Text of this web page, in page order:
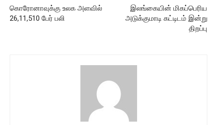
கொரோனாவுக்கு உலக அளவில்
26,11,510 பேர் பலி
இலங்கையின் மிகப்பெரிய
அடுக்குமாடி கட்டிடம் இன்று
திறப்பு